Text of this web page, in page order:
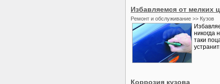
Избавляемся от мелких
Ремонт и обслуживание >> Кузов
никогда
таки
Коррозия кузова